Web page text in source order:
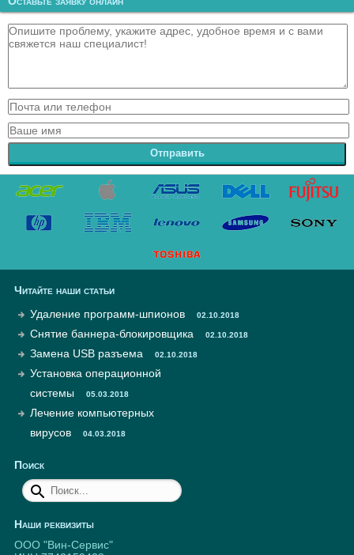
Отправить
Читайте наши статьи
Удаление программ-шпионов
02.10.2018
Снятие баннера-блокировщика 02.10.2018
Замена USB разъема 02.10.2018
Установка операционной
системы
05.03.2018
Лечение компьютерных
вирусов
04.03.2018
Поиск
Наши реквизиты
ООО "Вин-Сервис"